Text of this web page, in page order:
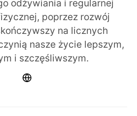
odżywiania i regularnej
poprzez rozwój
na licznych
nasze życie lepszym,
i szczęśliwszym.